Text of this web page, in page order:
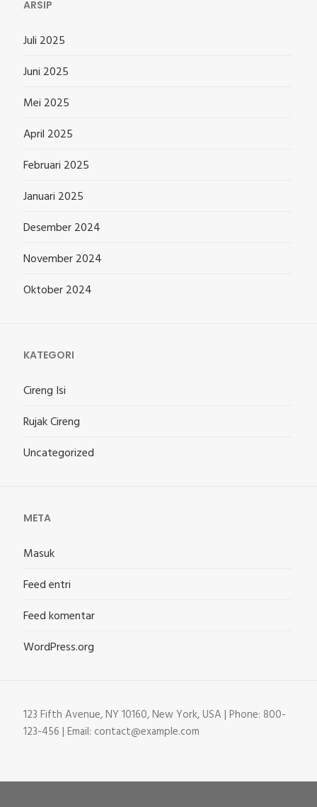
ARSIP
Juli 2025
Juni 2025
Mei 2025
April 2025
Februari 2025
Januari 2025
Desember 2024
November 2024
Oktober 2024
KATEGORI
Cireng Isi
Rujak Cireng
Uncategorized
META
Masuk
Feed entri
Feed komentar
WordPress.org
123 Fifth Avenue, NY 10160, New York, USA | Phone: 800-
123-456 | Email: contact@example.com